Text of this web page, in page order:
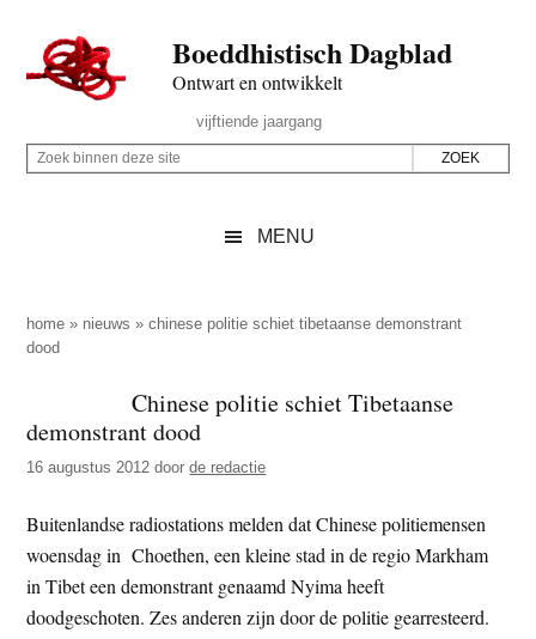
naar
de
inhoud
secondary
naar
de
sidebar
naar
de
Boeddhistisch Dagblad
Ontwart en ontwikkelt
Rechts
vijftiende jaargang
Z
p
d
z
e
i
t
e
Z
i
n
n
d
z
e
s
i
MENU
home » nieuws »chinese politie schiet tibetaanse demonstrant
dood
Chinese politie schiet Tibetaanse
demonstrant dood
16 augustus 2012 doorde redactie
Buitenlandse radiostations melden dat Chinese politiemensen
woensdag in Choethen, een kleine stad in de regio Markham
in Tibet een demonstrant genaamd Nyima heeft
doodgeschoten. Zes anderen zijn door de politie gearresteerd.